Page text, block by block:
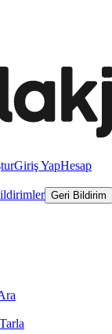
Giriş YapHesap
Geri Bildirim